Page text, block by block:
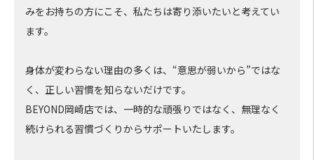
みをお持ちの方にこそ、私たちは寄り添いたいと考えてい
ます。
身体が変わらない理由の多くは、“意思が弱いから”ではな
く、正しい習慣を知らないだけです。
BEYOND岡崎店では、一時的な頑張りではなく、無理なく
続けられる習慣づくりからサポートいたします。